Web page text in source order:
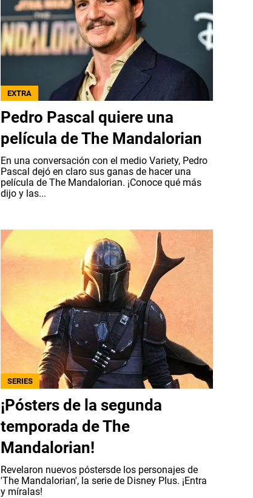
EXTRA
Pedro Pascal quiere una
película de The Mandalorian
En una conversación con el medio Variety, Pedro
Pascal dejó en claro sus ganas de hacer una
película de The Mandalorian. ¡Conoce qué más
dijo y las...
SERIES
¡Pósters de la segunda
temporada de The
Mandalorian!
Revelaron nuevos póstersde los personajes de
'The Mandalorian', la serie de Disney Plus. ¡Entra
y míralas!